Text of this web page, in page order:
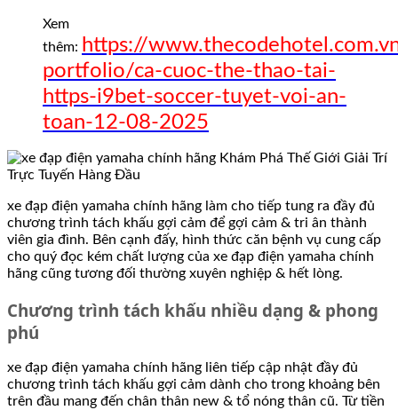
Xem
thêm: https://
portfolio/ca-cuoc-the-thao-tai-
https-i9bet-soccer-tuyet-voi-an-
toan-12-08-2025
xe đạp điện yamaha chính hãng làm cho tiếp tung ra đầy đủ
chương trình tách khấu gợi cảm để gợi cảm & tri ân thành
viên gia đình. Bên cạnh đấy, hình thức căn bệnh vụ cung cấp
cho quý đọc kém chất lượng của xe đạp điện yamaha chính
hãng cũng tương đối thường xuyên nghiệp & hết lòng.
Chương trình tách khấu nhiều dạng & phong
phú
xe đạp điện yamaha chính hãng liên tiếp cập nhật đầy đủ
chương trình tách khấu gợi cảm dành cho trong khoảng bên
trên đầu mang đến chân thân new & tổ nóng thân cũ. Từ tiền